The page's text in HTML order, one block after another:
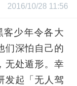
2016/10/28 11:56
少年令各大
们深怕自己的
无处遁形。幸
发起「无人驾